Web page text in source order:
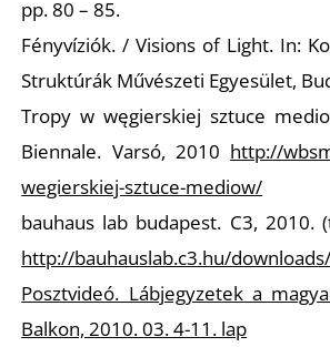
pp. 80 – 85.
Fényvíziók. / Visions of Light. In:
Struktúrák Művészeti Egyesület,
Tropy w węgierskiej sztuce
Biennale. Varsó, 2010 http://
wegierskiej-sztuce-mediow/
bauhaus lab budapest. C3, 2010.
http://bauhauslab.c3.hu/downloads/
Posztvideó. Lábjegyzetek a
Balkon, 2010. 03. 4-11. lap